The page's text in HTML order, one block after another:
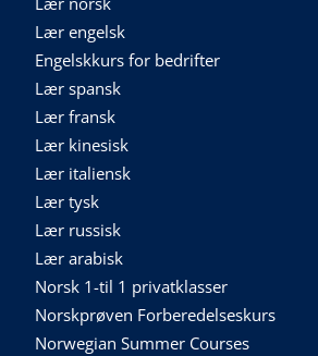
Lær engelsk
Engelskkurs for bedrifter
Lær spansk
Lær fransk
Lær kinesisk
Lær italiensk
Lær tysk
Lær russisk
Lær arabisk
Norsk 1-til 1 privatklasser
Norskprøven Forberedelseskurs
Norwegian Summer Courses